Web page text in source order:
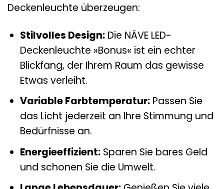
Deckenleuchte überzeugen:
Stilvolles Design:Die NÄVE LED-
Deckenleuchte »Bonus« ist ein echter
Blickfang, der Ihrem Raum das gewisse
Etwas verleiht.
Variable Farbtemperatur:Passen Sie
das Licht jederzeit an Ihre Stimmung und
Bedürfnisse an.
Energieeffizient:Sparen Sie bares Geld
und schonen Sie die Umwelt.